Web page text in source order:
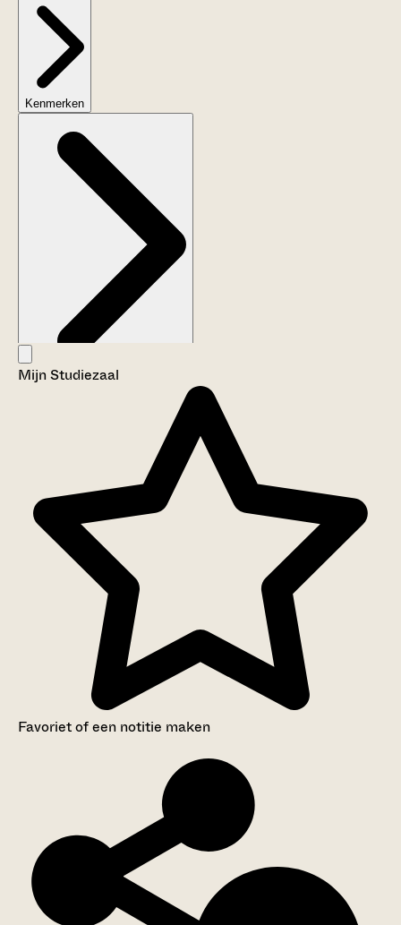
Kenmerken
Aanwijzingen voor de gebruiker
Mijn Studiezaal
Favoriet of een notitie maken